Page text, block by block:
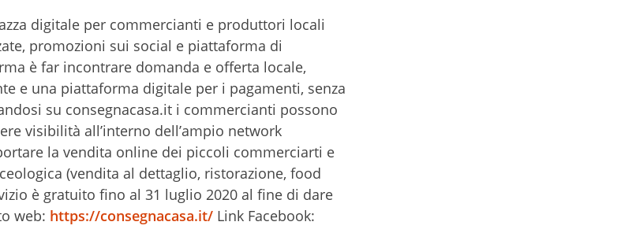
digitale per commercianti e produttori locali
promozioni sui social e piattaforma di
è far incontrare domanda e offerta locale,
e una piattaforma digitale per i pagamenti, senza
su consegnacasa.it i commercianti possono
visibilità all’interno dell’ampio network
la vendita online dei piccoli commerciarti e
(vendita al dettaglio, ristorazione, food
è gratuito fino al 31 luglio 2020 al fine di dare
web: https://consegnacasa.it/ Link Facebook: